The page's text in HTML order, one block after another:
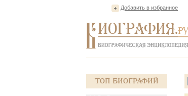
Добавить в избранное
Топ Биографий